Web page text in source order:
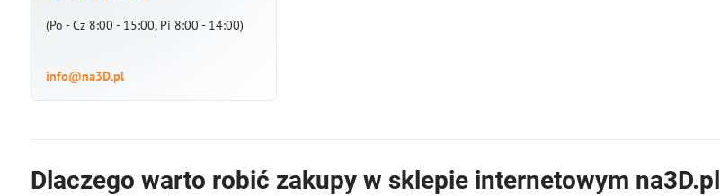
(Po - Cz 8:00 - 15:00, Pi 8:00 - 14:00)
info@na3D.pl
Dlaczego warto robić zakupy w sklepie internetowym na3D.pl